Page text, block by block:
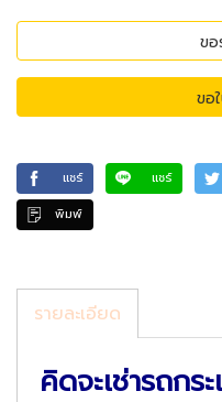
ขอ
ขอ
แชร์ แชร์
พิมพ์
รายละเอียด
คิดจะเช่ารถกร